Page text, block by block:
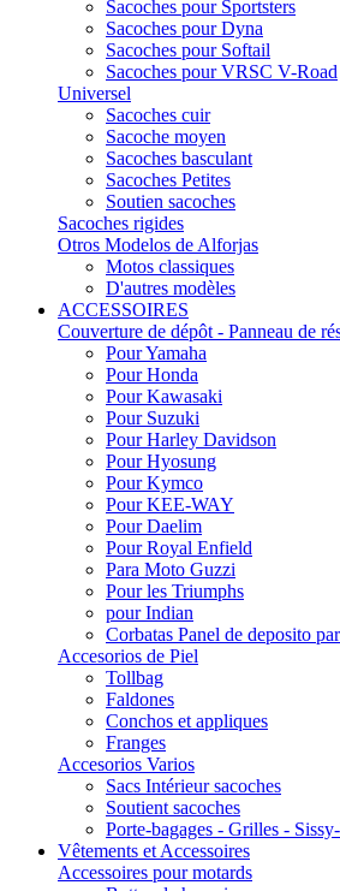
Sacoches pour Sportsters
Sacoches pour Dyna
Sacoches pour Softail
Sacoches pour VRSC V-Road
Universel
Sacoches cuir
Sacoche moyen
Sacoches basculant
Sacoches Petites
Soutien sacoches
Sacoches rigides
Otros Modelos de Alforjas
Motos classiques
D'autres modèles
ACCESSOIRES
Couverture de dépôt - Panneau de
Pour Yamaha
Pour Honda
Pour Kawasaki
Pour Suzuki
Pour Harley Davidson
Pour Hyosung
Pour Kymco
Pour KEE-WAY
Pour Daelim
Pour Royal Enfield
Para Moto Guzzi
Pour les Triumphs
pour Indian
Corbatas Panel de deposito
Accesorios de Piel
Tollbag
Faldones
Conchos et appliques
Franges
Accesorios Varios
Sacs Intérieur sacoches
Soutient sacoches
Porte-bagages - Grilles -
Vêtements et Accessoires
Accessoires pour motards